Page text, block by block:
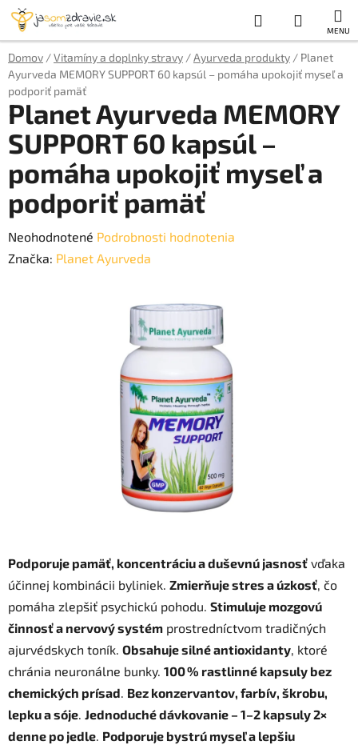
Prejsť
obsah
Hľadať
KOŠÍK
Domov /Vitamíny a doplnky stravy /Ayurveda produkty / Planet
Ayurveda MEMORY SUPPORT 60 kapsúl – pomáha upokojiť myseľ a
podporiť pamäť
Podporuje pamäť, koncentráciu a duševnú jasnosť vďaka
účinnej kombinácii byliniek. Zmierňuje stres a úzkosť, čo
pomáha zlepšiť psychickú pohodu. Stimuluje mozgovú
činnosť a nervový systém prostredníctvom tradičných
ajurvédskych toník. Obsahuje silné antioxidanty, ktoré
chránia neuronálne bunky. 100 % rastlinné kapsuly bez
chemických prísad. Bez konzervantov, farbív, škrobu,
lepku a sóje. Jednoduché dávkovanie – 1–2 kapsuly 2×
denne po jedle. Podporuje bystrú myseľ a lepšiu
Planet Ayurveda MEMORY
SUPPORT 60 kapsúl –
pomáha upokojiť myseľ a
podporiť pamäť
Priemerné
hodnotenie
Neohodnotené Podrobnosti hodnotenia
Značka: Planet Ayurveda